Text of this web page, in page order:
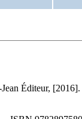
Éditeur,